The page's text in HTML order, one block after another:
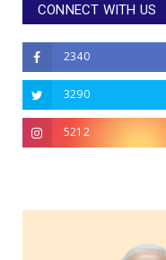
CONNECT WITH US
2340
3290
5212